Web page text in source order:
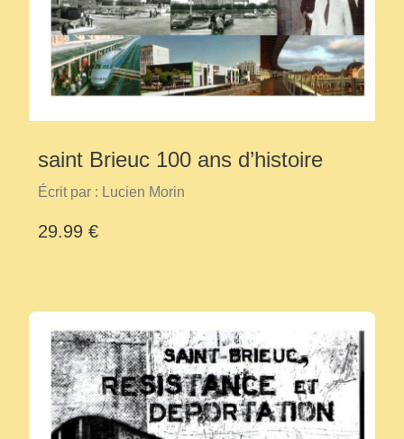
saint Brieuc 100 ans d’histoire
Écrit par : Lucien Morin
29.99 €